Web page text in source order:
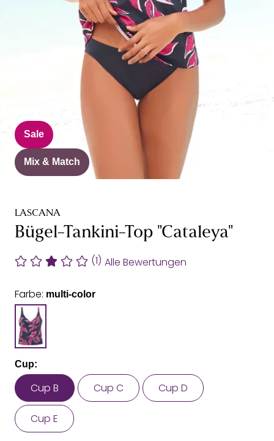
Sale
Mix & Match
LASCANA
Bügel-Tankini-Top "Cataleya"
(1) Alle Bewertungen
Farbe: multi-color
Cup:
Cup B Cup C Cup D
Cup E